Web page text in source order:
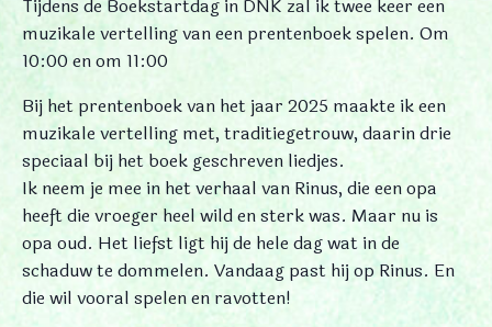
Tijdens de Boekstartdag in DNK zal ik twee keer een
muzikale vertelling van een prentenboek spelen. Om
10:00 en om 11:00
Bij het prentenboek van het jaar 2025 maakte ik een
muzikale vertelling met, traditiegetrouw, daarin drie
speciaal bij het boek geschreven liedjes.
Ik neem je mee in het verhaal van Rinus, die een opa
heeft die vroeger heel wild en sterk was. Maar nu is
opa oud. Het liefst ligt hij de hele dag wat in de
schaduw te dommelen. Vandaag past hij op Rinus. En
die wil vooral spelen en ravotten!